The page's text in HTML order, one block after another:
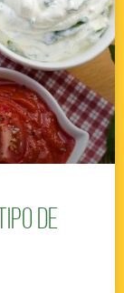
de